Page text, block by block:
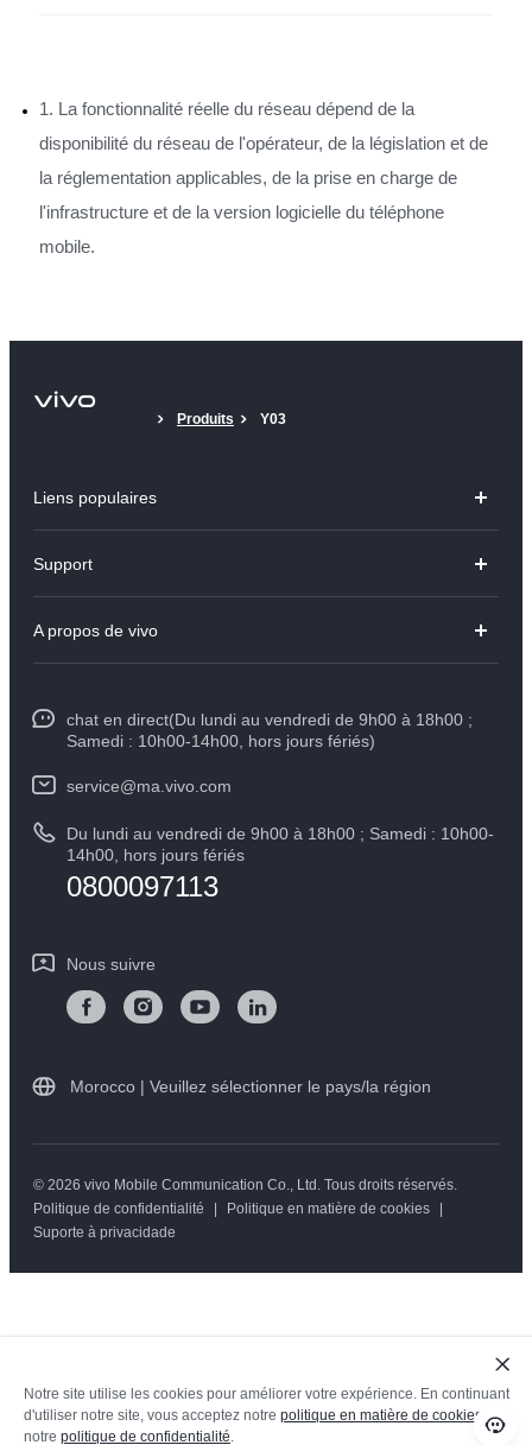
1. La fonctionnalité réelle du réseau dépend de la
disponibilité du réseau de l'opérateur, de la législation et de
la réglementation applicables, de la prise en charge de
l'infrastructure et de la version logicielle du téléphone
mobile.
Produits Y03
Liens populaires
V60 Lite
Y04
Tous les modèles
Support
Funtouch OS
Mise à jour du système
L'état d'avancement de la réparation
Instructions de garantie vivo
A propos de vivo
Presse
Mentions légales
À propos de vivo
chat en direct(Du lundi au vendredi de 9h00 à 18h00 ;
Samedi : 10h00-14h00, hors jours fériés)
service@ma.vivo.com
Du lundi au vendredi de 9h00 à 18h00 ; Samedi : 10h00-
14h00, hors jours fériés
0800097113
Nous suivre
Morocco | Veuillez sélectionner le pays/la région
© 2026 vivo Mobile Communication Co., Ltd. Tous droits réservés.
Politique de confidentialité
Politique en matière de cookies
Suporte à privacidade
Notre site utilise les cookies pour améliorer votre expérience. En continuant
d'utiliser notre site, vous acceptez notre politique en matière de cookies et
notre politique de confidentialité.